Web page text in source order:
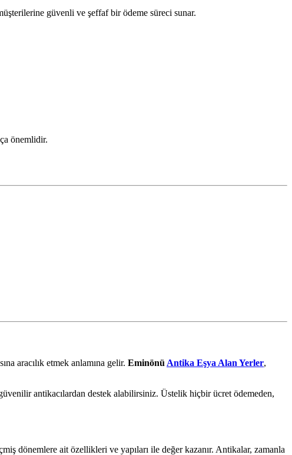
güvenli ve şeffaf bir ödeme süreci sunar.
önemlidir.
aracılık etmek anlamına gelir. Eminönü Antika Eşya Alan Yerler,
antikacılardan destek alabilirsiniz. Üstelik hiçbir ücret ödemeden,
dönemlere ait özellikleri ve yapıları ile değer kazanır. Antikalar, zamanla